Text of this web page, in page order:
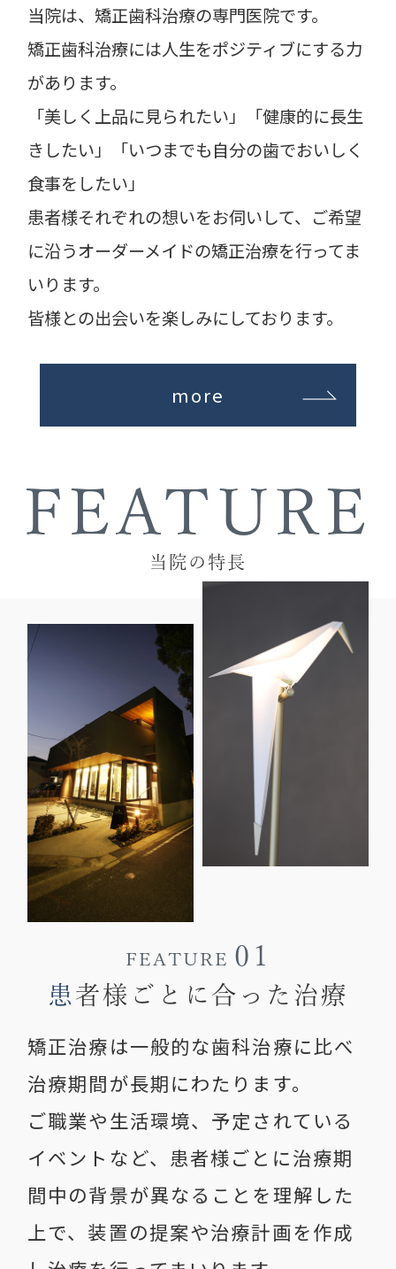
3月の休診のお知らせ。
20(金)を休診とさせて頂きます。
当院は、矯正歯科治療の専門医院です。
矯正歯科治療には人生をポジティブにする力
があります。
「美しく上品に見られたい」「健康的に長生
きしたい」「いつまでも自分の歯でおいしく
食事をしたい」
患者様それぞれの想いをお伺いして、ご希望
に沿うオーダーメイドの矯正治療を行ってま
いります。
皆様との出会いを楽しみにしております。
more
FEATURE
当院の特長
FEATURE 01
患 者様ごとに合った治療
矯正治療は一般的な歯科治療に比べ
治療期間が長期にわたります。
ご職業や生活環境、予定されている
イベントなど、 患者様ごとに治療期
間中の背景が異なることを理解した
上で、 装置の提案や治療計画を作成